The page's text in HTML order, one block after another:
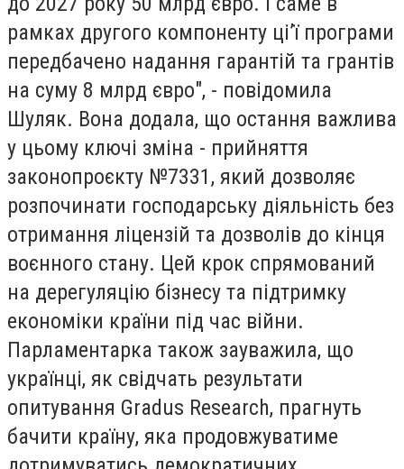
рамках другого компоненту ціʼї програми
передбачено надання гарантій та грантів
на суму 8 млрд євро", - повідомила
Шуляк. Вона додала, що остання важлива
у цьому ключі зміна - прийняття
законопроєкту №7331, який дозволяє
розпочинати господарську діяльність без
отримання ліцензій та дозволів до кінця
воєнного стану. Цей крок спрямований
на дерегуляцію бізнесу та підтримку
економіки країни під час війни.
Парламентарка також зауважила, що
українці, як свідчать результати
опитування Gradus Research, прагнуть
бачити країну, яка продовжуватиме